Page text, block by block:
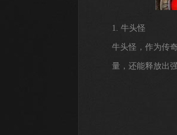
1. 牛头怪
牛头怪，作为传
量，还能释放出